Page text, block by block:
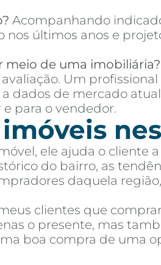
Acompanhando
últimos anos e
de uma imobiliária?
Um
dados de mercado
para o vendedor.
ele ajuda o cliente
do bairro, as
daquela
clientes que
o presente, mas
boa compra de uma